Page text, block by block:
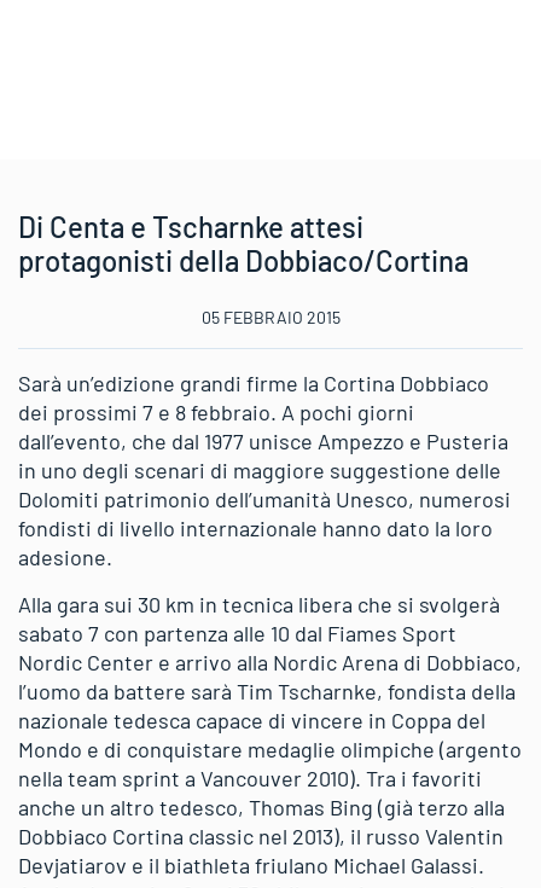
Di Centa e Tscharnke attesi
protagonisti della Dobbiaco/Cortina
05 FEBBRAIO 2015
Sarà un’edizione grandi firme la Cortina Dobbiaco
dei prossimi 7 e 8 febbraio. A pochi giorni
dall’evento, che dal 1977 unisce Ampezzo e Pusteria
in uno degli scenari di maggiore suggestione delle
Dolomiti patrimonio dell’umanità Unesco, numerosi
fondisti di livello internazionale hanno dato la loro
adesione.
Alla gara sui 30 km in tecnica libera che si svolgerà
sabato 7 con partenza alle 10 dal Fiames Sport
Nordic Center e arrivo alla Nordic Arena di Dobbiaco,
l’uomo da battere sarà Tim Tscharnke, fondista della
nazionale tedesca capace di vincere in Coppa del
Mondo e di conquistare medaglie olimpiche (argento
nella team sprint a Vancouver 2010). Tra i favoriti
anche un altro tedesco, Thomas Bing (già terzo alla
Dobbiaco Cortina classic nel 2013), il russo Valentin
Devjatiarov e il biathleta friulano Michael Galassi.